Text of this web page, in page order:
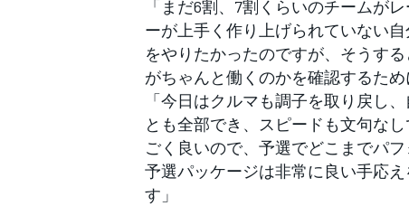
「まだ6割、7割くらいのチームが
ーが上手く作り上げられていない
をやりたかったのですが、そうす
がちゃんと働くのかを確認するた
「今日はクルマも調子を取り戻し
とも全部でき、スピードも文句な
ごく良いので、予選でどこまでパ
予選パッケージは非常に良い手応
す」